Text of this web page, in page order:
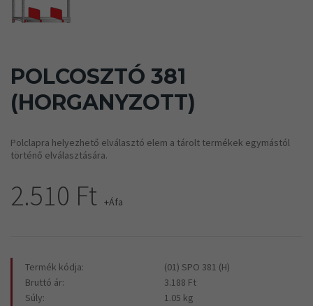
POLCOSZTÓ 381
(HORGANYZOTT)
Polclapra helyezhető elválasztó elem a tárolt termékek egymástól
történő elválasztására.
2.510 Ft +Áfa
Termék kódja:
(01) SPO 381 (H)
Bruttó ár:
3.188 Ft
Súly:
1.05 kg